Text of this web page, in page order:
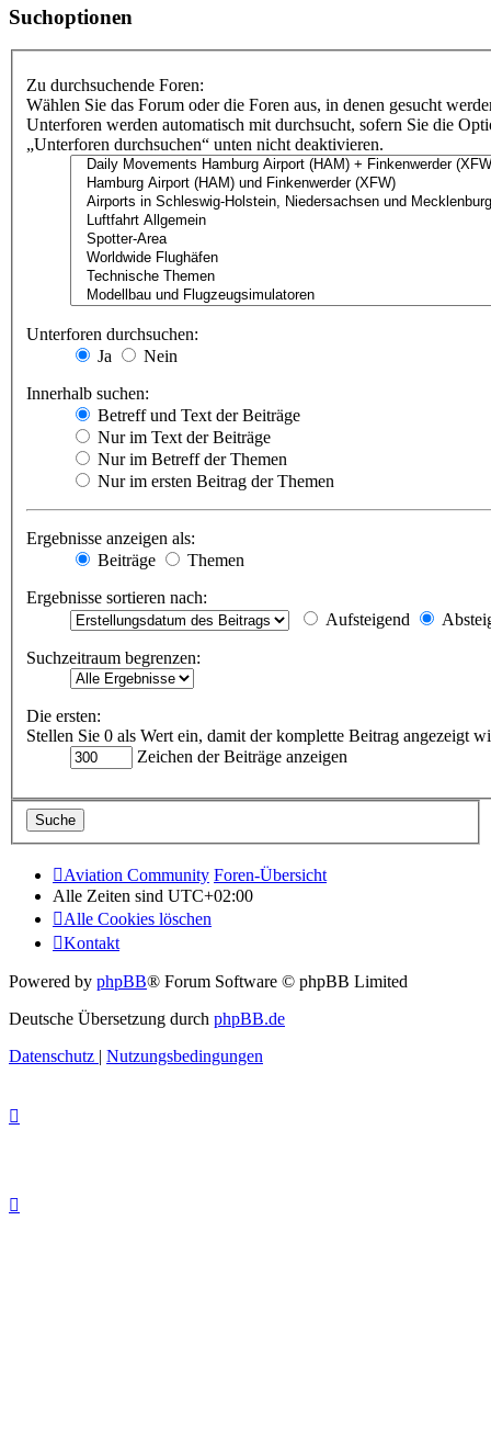
Suchoptionen
Zu durchsuchende Foren:
Wählen Sie das Forum oder die Foren aus, in denen gesucht
Unterforen werden automatisch mit durchsucht, sofern Sie die
„Unterforen durchsuchen“ unten nicht deaktivieren.
Unterforen durchsuchen:
Ja
Nein
Innerhalb suchen:
Betreff und Text der Beiträge
Nur im Text der Beiträge
Nur im Betreff der Themen
Nur im ersten Beitrag der Themen
Ergebnisse anzeigen als:
Beiträge
Themen
Ergebnisse sortieren nach:
Aufsteigend
Suchzeitraum begrenzen:
Die ersten:
Stellen Sie 0 als Wert ein, damit der komplette Beitrag angezeigt
Zeichen der Beiträge anzeigen
Aviation Community Foren-Übersicht
Alle Zeiten sind UTC+02:00
Alle Cookies löschen
Kontakt
Powered by phpBB® Forum Software © phpBB Limited
Deutsche Übersetzung durch phpBB.de
Datenschutz | Nutzungsbedingungen